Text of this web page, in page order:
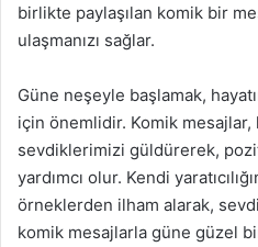
birlikte paylaşılan komik bir
ulaşmanızı sağlar.
Güne neşeyle başlamak,
için önemlidir. Komik
sevdiklerimizi güldürerek,
yardımcı olur. Kendi
örneklerden ilham alarak,
komik mesajlarla güne güzel